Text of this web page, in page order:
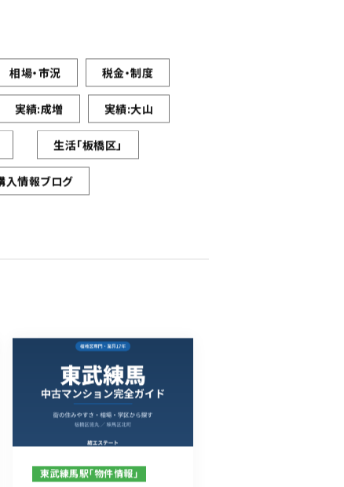
相場・市況 税金・制度
実績:成増 実績:大山
生活「板橋区」
入情報ブログ
東武練馬駅「物件情報」